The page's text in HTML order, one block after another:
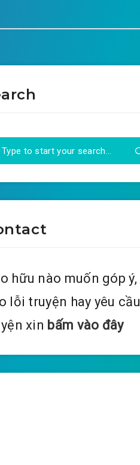
hữu nào muốn góp ý,
lỗi truyện hay yêu cầu
xin bấm vào đây